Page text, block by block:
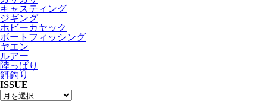
キャスティング
ジギング
ホビーカヤック
ボートフィッシング
ヤエン
ルアー
陸っぱり
餌釣り
ISSUE